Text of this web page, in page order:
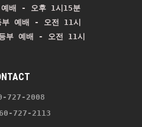
배 - 오후 1시15분
부 예배 - 오전 11시
부 예배 - 오전 11시
2008
727-2113